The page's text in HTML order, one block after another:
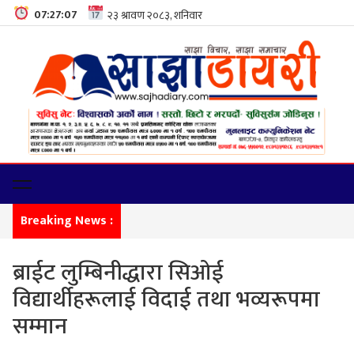
07:27:08
Breaking News :
ब्राईट लुम्बिनीद्धारा सिओई
विद्यार्थीहरूलाई विदाई तथा भव्यरूपमा
सम्मान